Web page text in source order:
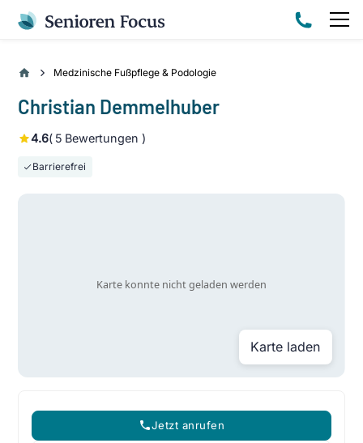
Medzinische Fußpflege & Podologie
Christian Demmelhuber
4.6( 5 Bewertungen )
Barrierefrei
Karte laden
Jetzt anrufen